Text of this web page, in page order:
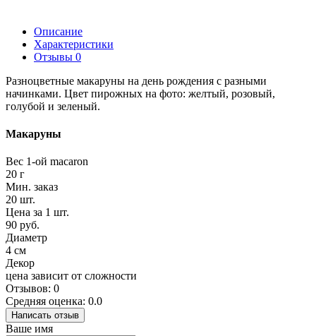
Описание
Характеристики
Отзывы 0
Разноцветные макаруны на день рождения с разными
начинками. Цвет пирожных на фото: желтый, розовый,
голубой и зеленый.
Макаруны
Вес 1-ой macaron
20 г
Мин. заказ
20 шт.
Цена за 1 шт.
90 руб.
Диаметр
4 см
Декор
цена зависит от сложности
Отзывов: 0
Средняя оценка: 0.0
Написать отзыв
Ваше имя